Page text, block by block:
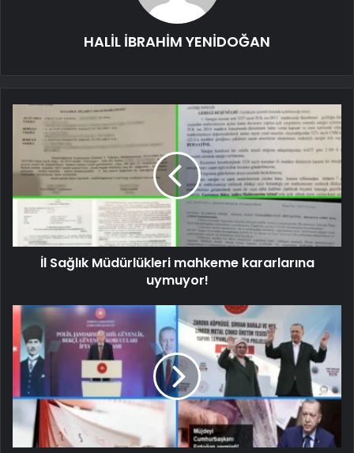
HALİL İBRAHİM YENİDOĞAN
İl Sağlık Müdürlükleri mahkeme kararlarına
uymuyor!